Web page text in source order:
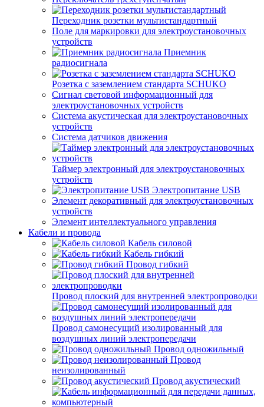
Переходник розетки мультистандартный
Поле для маркировки для электроустановочных
устройств
Приемник
радиосигнала
Розетка с заземлением стандарта SCHUKO
Сигнал световой информационный для
электроустановочных устройств
Система акустическая для электроустановочных
устройств
Система датчиков движения
Таймер электронный для электроустановочных
устройств
Электропитание USB
Элемент декоративный для электроустановочных
устройств
Элемент интеллектуального управления
Кабели и провода
Кабель силовой
Кабель гибкий
Провод гибкий
Провод плоский для внутренней электропроводки
Провод самонесущий изолированный для
воздушных линий электропередачи
Провод одножильный
Провод
неизолированный
Провод акустический